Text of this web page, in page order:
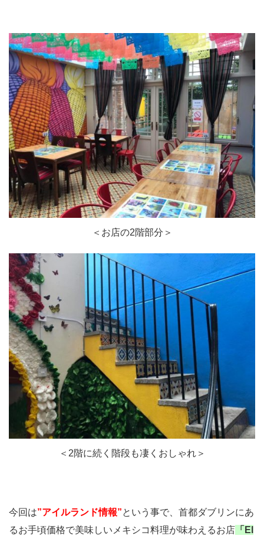
＜お店の2階部分＞
＜2階に続く階段も凄くおしゃれ＞
今回は”アイルランド情報”という事で、首都ダブリンにあ
るお手頃価格で美味しいメキシコ料理が味わえるお店 「El